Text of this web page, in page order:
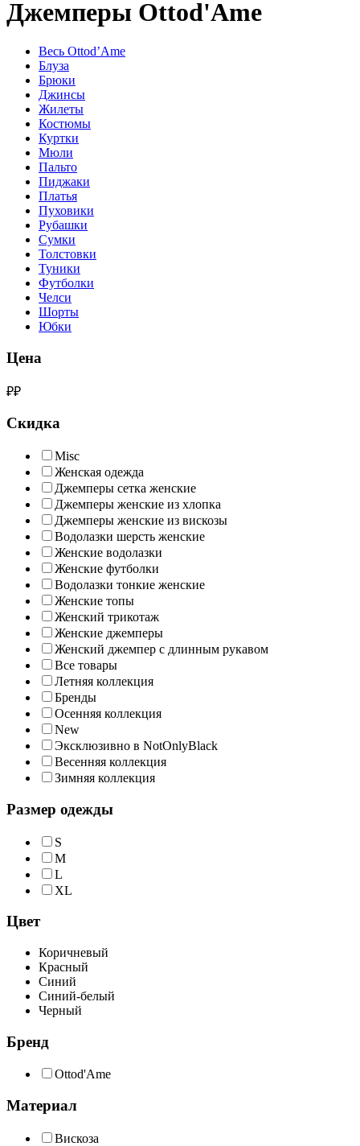
Джемперы Ottod'Ame
Весь Ottod’Ame
Блуза
Брюки
Джинсы
Жилеты
Костюмы
Куртки
Мюли
Пальто
Пиджаки
Платья
Пуховики
Рубашки
Сумки
Толстовки
Туники
Футболки
Челси
Шорты
Юбки
Цена
₽₽
Скидка
Misc
Женская одежда
Джемперы сетка женские
Джемперы женские из хлопка
Джемперы женские из вискозы
Водолазки шерсть женские
Женские водолазки
Женские футболки
Водолазки тонкие женские
Женские топы
Женский трикотаж
Женские джемперы
Женский джемпер с длинным рукавом
Все товары
Летняя коллекция
Бренды
Осенняя коллекция
New
Эксклюзивно в NotOnlyBlack
Весенняя коллекция
Зимняя коллекция
Размер одежды
S
M
L
XL
Цвет
Коричневый
Красный
Синий
Синий-белый
Черный
Бренд
Ottod'Ame
Материал
Вискоза